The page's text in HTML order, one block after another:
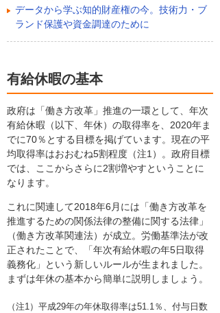
データから学ぶ知的財産権の今。技術力・ブ
ランド保護や資金調達のために
有給休暇の基本
政府は「働き方改革」推進の一環として、年次
有給休暇（以下、年休）の取得率を、2020年ま
でに70％とする目標を掲げています。現在の平
均取得率はおおむね5割程度（注1）。政府目標
では、ここからさらに2割増やすということに
なります。
これに関連して2018年6月には「働き方改革を
推進するための関係法律の整備に関する法律」
（働き方改革関連法）が成立。労働基準法が改
正されたことで、「年次有給休暇の年5日取得
義務化」という新しいルールが生まれました。
まずは年休の基本から簡単に説明しましょう。
（注1）平成29年の年休取得率は51.1％、付与日数